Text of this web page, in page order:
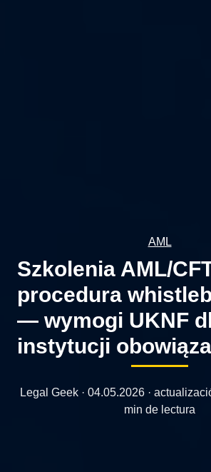
AML
Szkolenia AML/
procedura
— wymogi UKNF
instytucji
Legal Geek · 04.05.2026 ·
min de lectura